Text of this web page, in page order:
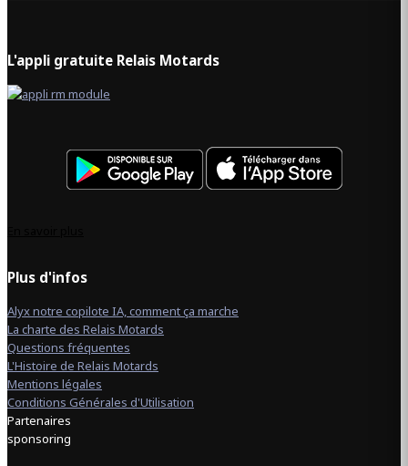
L'appli gratuite Relais Motards
Plus d'infos
Alyx notre copilote IA, comment ça marche
La charte des Relais Motards
Questions fréquentes
L'Histoire de Relais Motards
Mentions légales
Conditions Générales d'Utilisation
Partenaires
sponsoring